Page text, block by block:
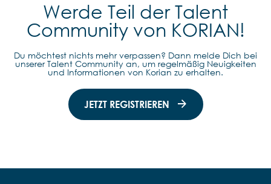
Werde Teil der Talent
Community von KORIAN!
Du möchtest nichts mehr verpassen? Dann melde Dich bei
unserer Talent Community an, um regelmäßig Neuigkeiten
und Informationen von Korian zu erhalten.
JETZT REGISTRIEREN